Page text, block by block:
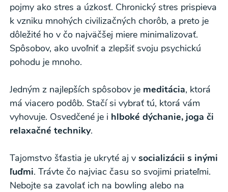
pojmy ako stres a úzkosť. Chronický stres prispieva
k vzniku mnohých civilizačných chorôb, a preto je
dôležité ho v čo najväčšej miere minimalizovať.
Spôsobov, ako uvoľniť a zlepšiť svoju psychickú
pohodu je mnoho.
Jedným z najlepších spôsobov je meditácia, ktorá
má viacero podôb. Stačí si vybrať tú, ktorá vám
vyhovuje. Osvedčené je i hlboké dýchanie, joga či
relaxačné techniky.
Tajomstvo šťastia je ukryté aj v socializácii s inými
ľuďmi. Trávte čo najviac času so svojimi priateľmi.
Nebojte sa zavolať ich na bowling alebo na
Odoslaním registrácie na Newsletter súhlasím so
spracovaním osobných údajov pre účely
zasielania newsletteru a potvrdzujem, že som si
údajov a súhlasím s nimi.
Súhlasím